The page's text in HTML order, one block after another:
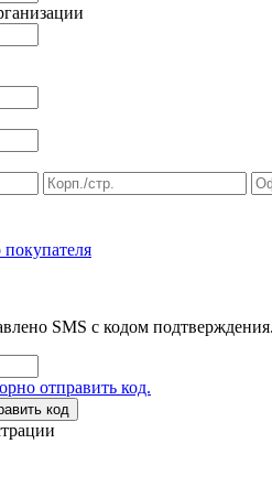
покупателя
SMS с кодом
отправить код.
код